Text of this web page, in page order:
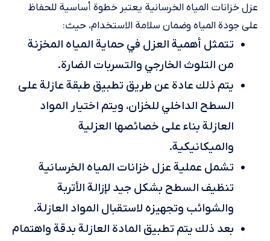
عزل خزانات المياه الخرسانية يعتبر خطوة أساسية للحفاظ
على جودة المياه وضمان سلامة الاستخدام، حيث:
تتمثل أهمية العزل في حماية المياه المخزنة
من التلوث الخارجي والتسربات الضارة.
يتم ذلك عادة عن طريق تطبيق طبقة عازلة على
السطح الداخلي للخزان، ويتم اختيار المواد
العازلة بناء على خصائصها العزلية
والميكانيكية.
تشمل عملية عزل خزانات المياه الخرسانية
تنظيف السطح بشكل جيد لإزالة الأتربة
والشوائب وتجهيزه لاستقبال المواد العازلة.
بعد ذلك يتم تطبيق المادة العازلة بدقة واهتمام